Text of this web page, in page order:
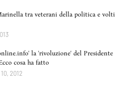
tra veterani della politica e volti
la 'rivoluzione' del Presidente
cosa ha fatto
2012